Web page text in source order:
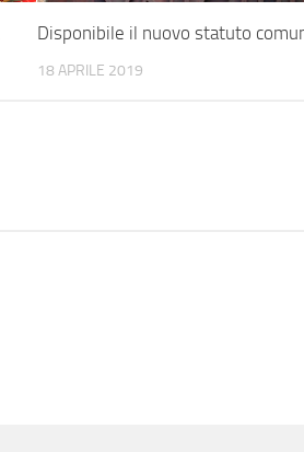
Disponibile il nuovo statuto
18 APRILE 2019